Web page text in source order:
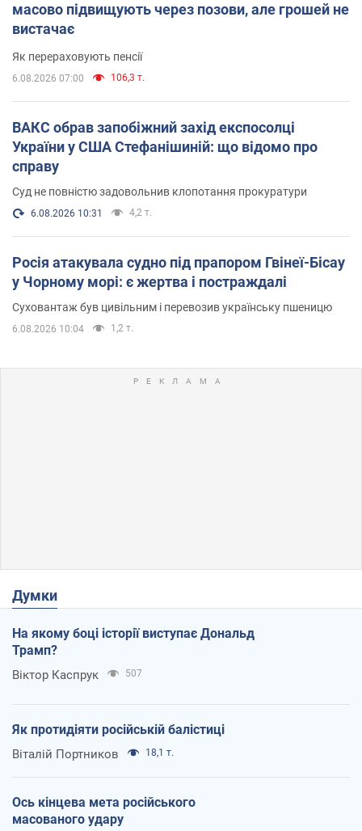
масово підвищують через позови, але грошей не
вистачає
Як перераховують пенсії
6.08.2026 07:00 106,3 т.
ВАКС обрав запобіжний захід експосолці
України у США Стефанішиній: що відомо про
справу
Суд не повністю задовольнив клопотання прокуратури
6.08.2026 10:31 4,2 т.
Росія атакувала судно під прапором Гвінеї-Бісау
у Чорному морі: є жертва і постраждалі
Суховантаж був цивільним і перевозив українську пшеницю
6.08.2026 10:04 1,2 т.
Думки
На якому боці історії виступає Дональд
Трамп?
Віктор Каспрук 507
Як протидіяти російській балістиці
Віталій Портников 18,1 т.
Ось кінцева мета російського
масованого удару